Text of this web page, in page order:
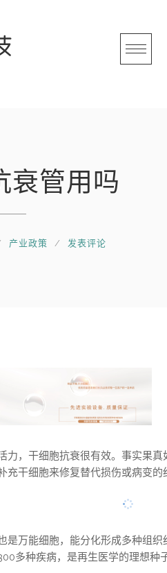
衰管用吗
产业政策 发表评论
力，干细胞抗衰很有效。事实果
充干细胞来修复替代损伤或病变
是万能细胞，能分化形成多种组织
多种疾病，是再生医学的理想种